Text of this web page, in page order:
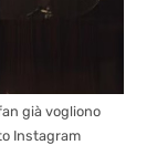
già vogliono
Instagram